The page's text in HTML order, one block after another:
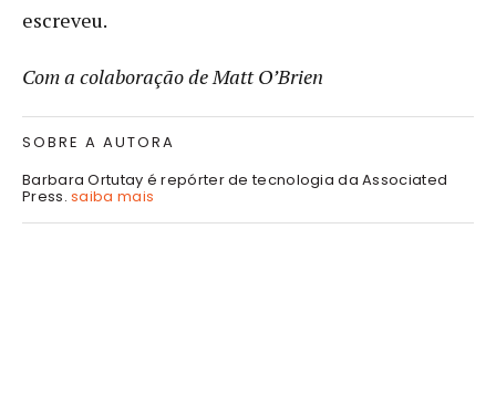
escreveu.
Com a colaboração de Matt O’Brien
SOBRE A AUTORA
Barbara Ortutay é repórter de tecnologia da Associated
Press.saiba mais